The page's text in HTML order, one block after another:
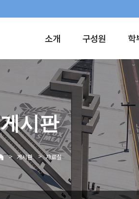
소개 구성원 학
게시판
> 게시판 > 자료실